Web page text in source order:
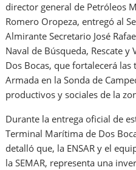
director general de Petróleos
Romero Oropeza, entregó al
Almirante Secretario José
Naval de Búsqueda, Rescate y
Dos Bocas, que fortalecerá las
Armada en la Sonda de
productivos y sociales de la
Durante la entrega oficial de
Terminal Marítima de Dos
detalló que, la ENSAR y el
la SEMAR, representa una